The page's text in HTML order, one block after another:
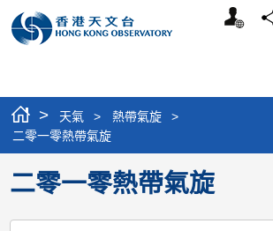
個
> 天氣 > 熱帶氣旋
>
二零一零熱帶氣旋
二零一零熱帶氣旋